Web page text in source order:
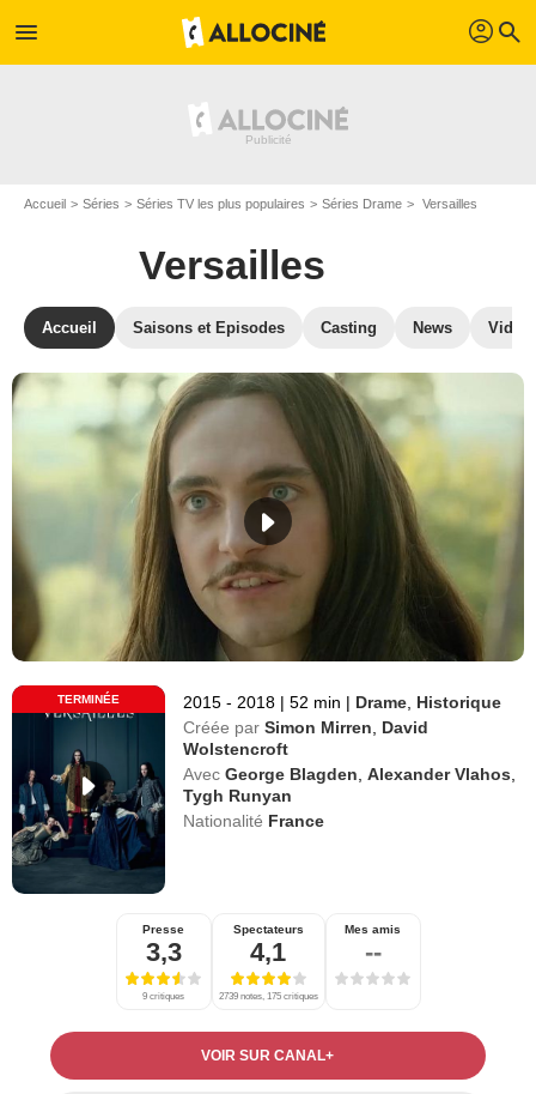
menu profil search
Accueil Séries Séries TV les plus populaires Séries Drame Versailles
Versailles
Accueil Saisons et Episodes Casting News
TERMINÉE 2015 - 2018 | 52 min | Drame Historique
Créée par Simon Mirren
David
Wolstencroft
Avec George Blagden ,Alexander Vlahos
Tygh Runyan
Nationalité France
Presse
3,3
9 critiques
Spectateurs
4,1
2739 notes, 175 critiques
Mes amis
--
VOIR SUR CANAL+